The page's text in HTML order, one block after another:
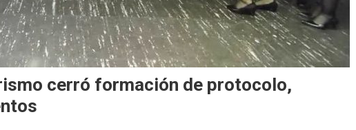
cerró formación de protocolo,